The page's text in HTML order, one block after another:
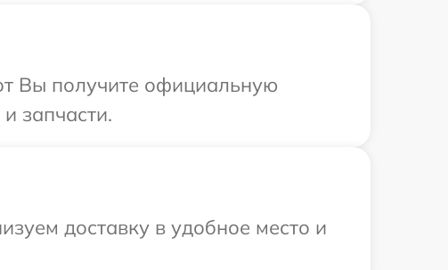
Вы получите официальную
запчасти.
доставку в удобное место и